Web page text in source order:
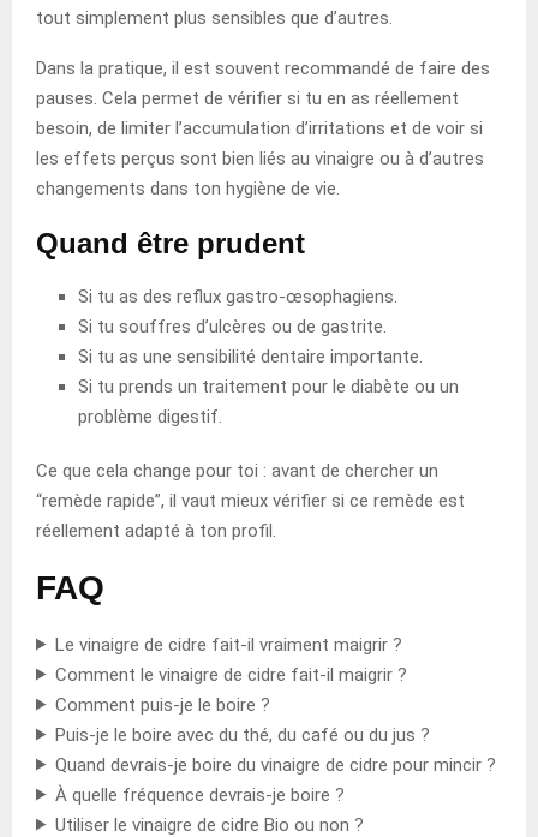
tout simplement plus sensibles que d’autres.
Dans la pratique, il est souvent recommandé de faire des
pauses. Cela permet de vérifier si tu en as réellement
besoin, de limiter l’accumulation d’irritations et de voir si
les effets perçus sont bien liés au vinaigre ou à d’autres
changements dans ton hygiène de vie.
Quand être prudent
Si tu as des reflux gastro-œsophagiens.
Si tu souffres d’ulcères ou de gastrite.
Si tu as une sensibilité dentaire importante.
Si tu prends un traitement pour le diabète ou un
problème digestif.
Ce que cela change pour toi : avant de chercher un
“remède rapide”, il vaut mieux vérifier si ce remède est
réellement adapté à ton profil.
FAQ
Le vinaigre de cidre fait-il vraiment maigrir ?
Comment le vinaigre de cidre fait-il maigrir ?
Comment puis-je le boire ?
Puis-je le boire avec du thé, du café ou du jus ?
Quand devrais-je boire du vinaigre de cidre pour mincir ?
À quelle fréquence devrais-je boire ?
Utiliser le vinaigre de cidre Bio ou non ?